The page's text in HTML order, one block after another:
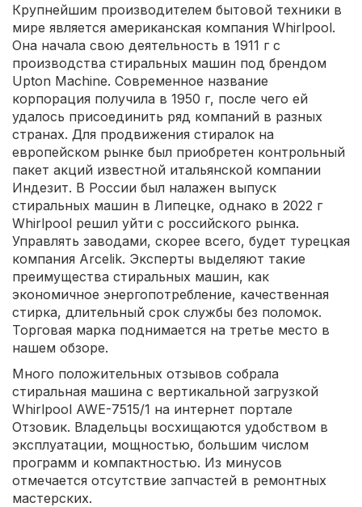
Крупнейшим производителем бытовой техники в
мире является американская компания Whirlpool.
Она начала свою деятельность в 1911 г с
производства стиральных машин под брендом
Upton Machine. Современное название
корпорация получила в 1950 г, после чего ей
удалось присоединить ряд компаний в разных
странах. Для продвижения стиралок на
европейском рынке был приобретен контрольный
пакет акций известной итальянской компании
Индезит. В России был налажен выпуск
стиральных машин в Липецке, однако в 2022 г
Whirlpool решил уйти с российского рынка.
Управлять заводами, скорее всего, будет турецкая
компания Arcelik. Эксперты выделяют такие
преимущества стиральных машин, как
экономичное энергопотребление, качественная
стирка, длительный срок службы без поломок.
Торговая марка поднимается на третье место в
нашем обзоре.
Много положительных отзывов собрала
стиральная машина с вертикальной загрузкой
Whirlpool AWE-7515/1 на интернет портале
Отзовик. Владельцы восхищаются удобством в
эксплуатации, мощностью, большим числом
программ и компактностью. Из минусов
отмечается отсутствие запчастей в ремонтных
мастерских.